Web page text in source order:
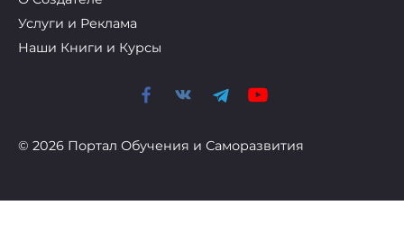
Услуги и Реклама
Наши Книги и Курсы
© 2026 Портал Обучения и Саморазвития